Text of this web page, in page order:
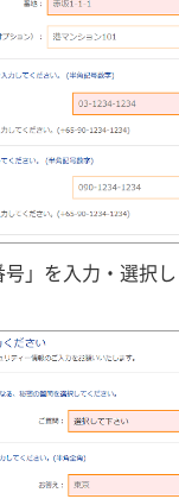
号」を入力・選択し